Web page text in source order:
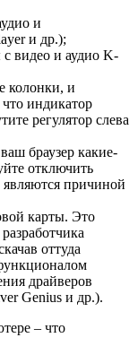
и
и др.);
с видео и аудио K-
колонки, и
индикатор
регулятор слева
браузер какие-
отключить
причиной
карты. Это
оттуда
драйверов
Genius и др.).
– что